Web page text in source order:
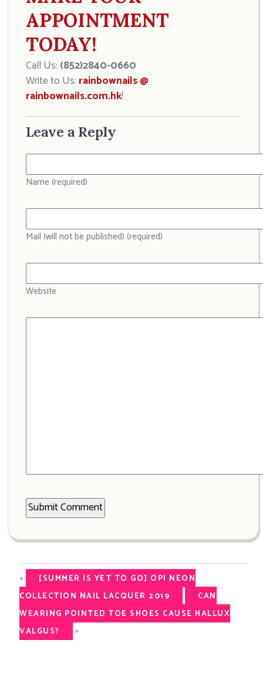
APPOINTMENT
TODAY!
Call Us: (852)2840-0660
Write to Us: rainbownails @
rainbownails.com.hk!
Leave a Reply
Name (required)
Mail (will not be published) (required)
Website
«
[SUMMER IS YET TO GO] OPI NEON
COLLECTION NAIL LACQUER 2019
CAN
WEARING POINTED TOE SHOES CAUSE HALLUX
VALGUS?
»